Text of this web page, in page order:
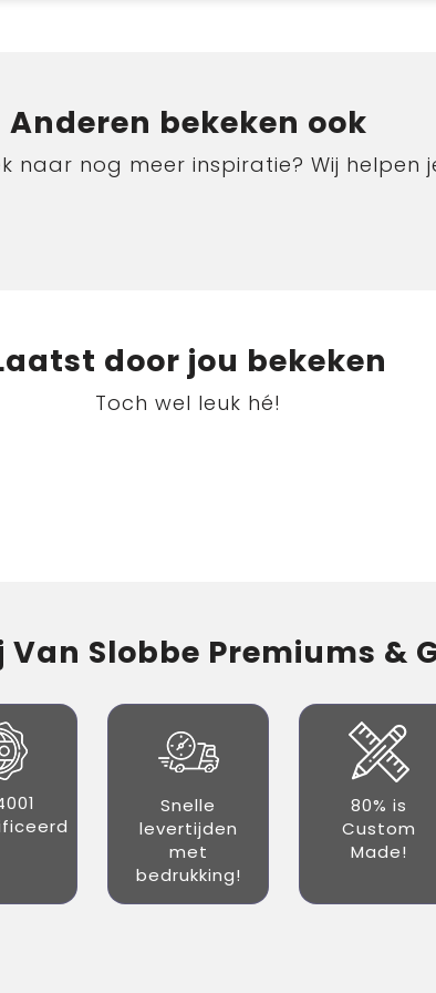
Anderen bekeken ook
naar nog meer inspiratie? Wij helpen
door jou bekeken
Toch wel leuk hé!
Van Slobbe Premiums &
Snelle
levertijden
met
bedrukking!
80% is
Custom
Made!